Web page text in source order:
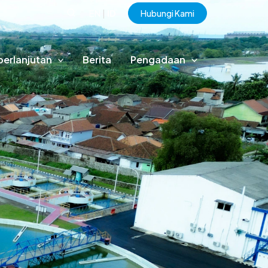
| Hubungi Kami
Berita Pengadaan